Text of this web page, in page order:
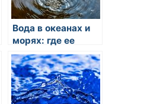
Вода в океанах и
морях: где ее
можно
использовать?